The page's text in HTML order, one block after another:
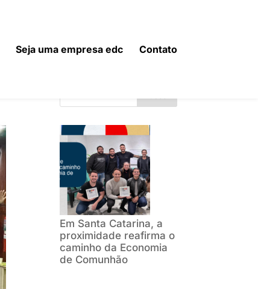
Seja uma empresa edc Contato
Em Santa Catarina, a
proximidade reafirma o
caminho da Economia
de Comunhão